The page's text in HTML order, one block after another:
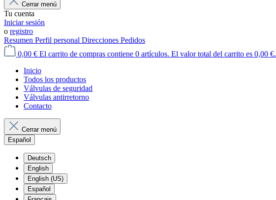
Cerrar menú
Tu cuenta
Iniciar sesión
o registro
Resumen Perfil personal Direcciones Pedidos
0,00 € El carrito de compras contiene 0 artículos. El valor total del carrito es 0,00 €.
Inicio
Todos los productos
Válvulas de seguridad
Válvulas antirretorno
Contacto
Cerrar menú
Español
Deutsch
English
English (US)
Español